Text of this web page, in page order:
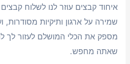
איחוד קבצים עוזר לנו לשלוח
שמירה על ארגון ותיקיות מסודרות,
מספק את הכלי המושלם לעזור לך
שאתה מחפש.